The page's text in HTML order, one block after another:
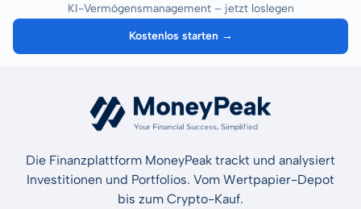
KI-Vermögensmanagement – jetzt loslegen
Kostenlos starten →
Die Finanzplattform MoneyPeak trackt und analysiert
Investitionen und Portfolios. Vom Wertpapier-Depot
bis zum Crypto-Kauf.